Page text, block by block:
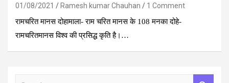
01/08/2021 Ramesh kumar Chauhan
1 Comment
रामचरित मानस दोहामाला- राम चरित मानस के 108 मनका दोहे-
रामचरितमानस विश्व की प्रसिद्ध कृति है।…